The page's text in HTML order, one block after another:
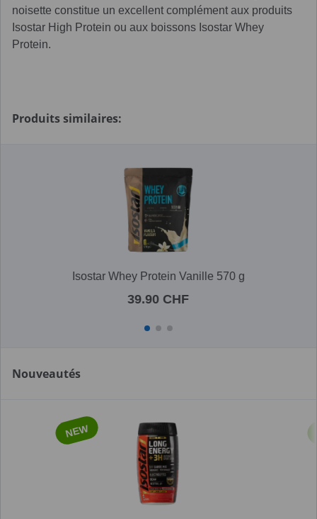
noisette constitue un excellent complément aux produits
Isostar High Protein ou aux boissons Isostar Whey
Protein.
Produits similaires:
Isostar Whey Protein Vanille 570 g
39.90 CHF
Nouveautés
NEW